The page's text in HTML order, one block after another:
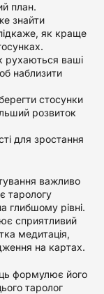
план.
знайти
як краще
рухаються ваші
наблизити
стосунки
розвиток
для зростання
важливо
тарологу
глибшому рівні.
сприятливий
медитація,
на картах.
формулює його
таролог